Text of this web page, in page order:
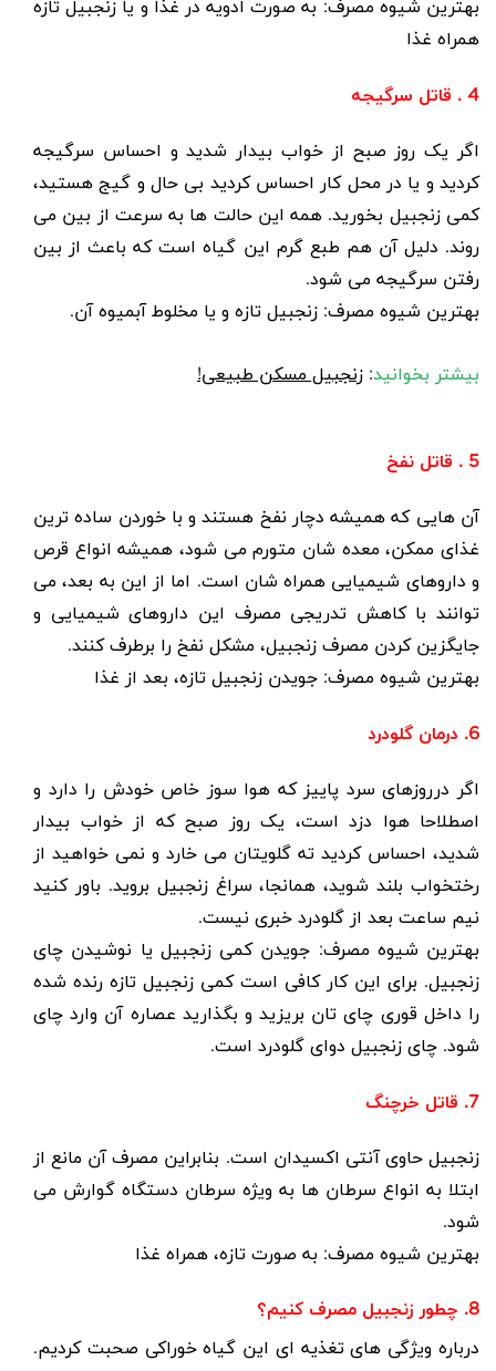
بهترین شیوه مصرف: به صورت ادویه در غذا و یا زنجبیل تازه
همراه غذا
4 . قاتل سرگیجه
اگر یک روز صبح از خواب بیدار شدید و احساس سرگیجه
کردید و یا در محل کار احساس کردید بی حال و گیج هستید،
کمی زنجبیل بخورید. همه این حالت ها به سرعت از بین می
روند. دلیل آن هم طبع گرم این گیاه است که باعث از بین
رفتن سرگیجه می شود.
بهترین شیوه مصرف: زنجبیل تازه و یا مخلوط آبمیوه آن.
بیشتر بخوانید: زنجبیل مسکن طبیعی!
5 . قاتل نفخ
آن هایی که همیشه دچار نفخ هستند و با خوردن ساده ترین
غذای ممکن، معده شان متورم می شود، همیشه انواع قرص
و داروهای شیمیایی همراه شان است. اما از این به بعد، می
توانند با کاهش تدریجی مصرف این داروهای شیمیایی و
جایگزین کردن مصرف زنجبیل، مشکل نفخ را برطرف کنند.
بهترین شیوه مصرف: جویدن زنجبیل تازه، بعد از غذا
6. درمان گلودرد
اگر درروزهای سرد پاییز که هوا سوز خاص خودش را دارد و
اصطلاحا هوا دزد است، یک روز صبح که از خواب بیدار
شدید، احساس کردید ته گلویتان می خارد و نمی خواهید از
رختخواب بلند شوید، همانجا، سراغ زنجبیل بروید. باور کنید
نیم ساعت بعد از گلودرد خبری نیست.
بهترین شیوه مصرف: جویدن کمی زنجبیل یا نوشیدن چای
زنجبیل. برای این کار کافی است کمی زنجبیل تازه رنده شده
را داخل قوری چای تان بریزید و بگذارید عصاره آن وارد چای
شود. چای زنجبیل دوای گلودرد است.
7. قاتل خرچنگ
زنجبیل حاوی آنتی اکسیدان است. بنابراین مصرف آن مانع از
ابتلا به انواع سرطان ها به ویژه سرطان دستگاه گوارش می
شود.
بهترین شیوه مصرف: به صورت تازه، همراه غذا
8. چطور زنجبیل مصرف کنیم؟
درباره ویژگی های تغذیه ای این گیاه خوراکی صحبت کردیم.